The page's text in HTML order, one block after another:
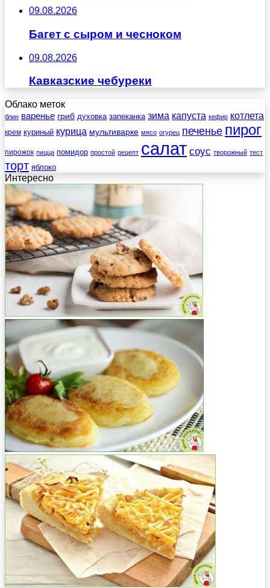
09.08.2026
Багет с сыром и чесноком
09.08.2026
Кавказские чебуреки
Облако меток
блин варенье гриб духовка запеканка зима капуста кефир котлета
крем куриный курица мультиварке мясо огурец печенье пирог
пирожок пицца помидор простой рецепт салат соус творожный тест
торт яблоко
Интересно